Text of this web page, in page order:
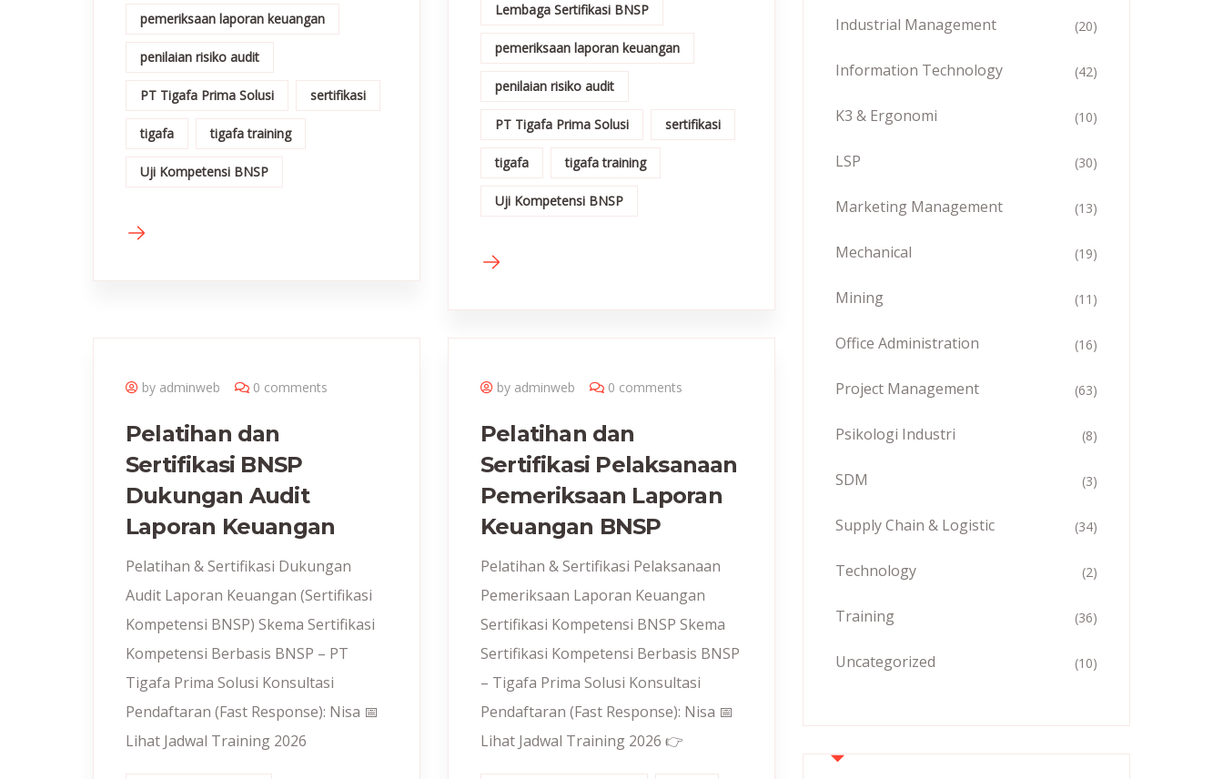
pemeriksaan laporan keuangan
penilaian risiko audit
PT Tigafa Prima Solusi sertifikasi
tigafa tigafa training
Uji Kompetensi BNSP
Lembaga Sertifikasi BNSP
pemeriksaan laporan keuangan
penilaian risiko audit
PT Tigafa Prima Solusi sertifikasi
tigafa tigafa training
Uji Kompetensi BNSP
by adminweb 0 comments
Pelatihan dan
Sertifikasi BNSP
Dukungan Audit
Laporan Keuangan
Pelatihan & Sertifikasi Dukungan
Audit Laporan Keuangan (Sertifikasi
Kompetensi BNSP) Skema Sertifikasi
Kompetensi Berbasis BNSP – PT
Tigafa Prima Solusi Konsultasi
Pendaftaran (Fast Response): Nisa 📅
Lihat Jadwal Training 2026
by adminweb 0 comments
Pelatihan dan
Sertifikasi Pelaksanaan
Pemeriksaan Laporan
Keuangan BNSP
Pelatihan & Sertifikasi Pelaksanaan
Pemeriksaan Laporan Keuangan
Sertifikasi Kompetensi BNSP Skema
Sertifikasi Kompetensi Berbasis BNSP
– Tigafa Prima Solusi Konsultasi
Pendaftaran (Fast Response): Nisa 📅
Lihat Jadwal Training 2026 👉
Industrial Management (20)
Information Technology (42)
K3 & Ergonomi (10)
LSP (30)
Marketing Management (13)
Mechanical (19)
Mining (11)
Office Administration (16)
Project Management (63)
Psikologi Industri (8)
SDM (3)
Supply Chain & Logistic (34)
Technology (2)
Training (36)
Uncategorized (10)